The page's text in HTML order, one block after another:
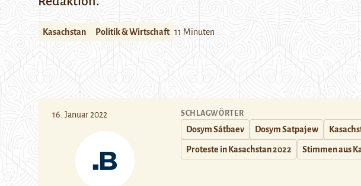
Kasachstan Politik & Wirtschaft 11 Minuten
16. Januar 2022 SCHLAGWÖRTER
Dosym Sátbaev Dosym Satpajew
Proteste in Kasachstan 2022 Stimmen aus